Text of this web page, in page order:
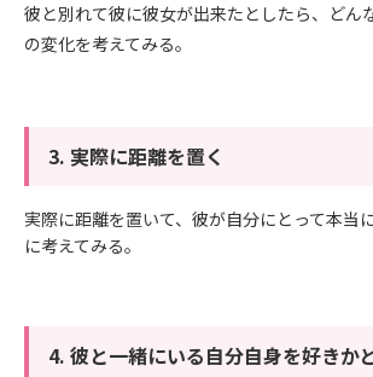
彼と別れて彼に彼女が出来たとしたら、どん
の変化を考えてみる。
3. 実際に距離を置く
実際に距離を置いて、彼が自分にとって本当
に考えてみる。
4. 彼と一緒にいる自分自身を好きか